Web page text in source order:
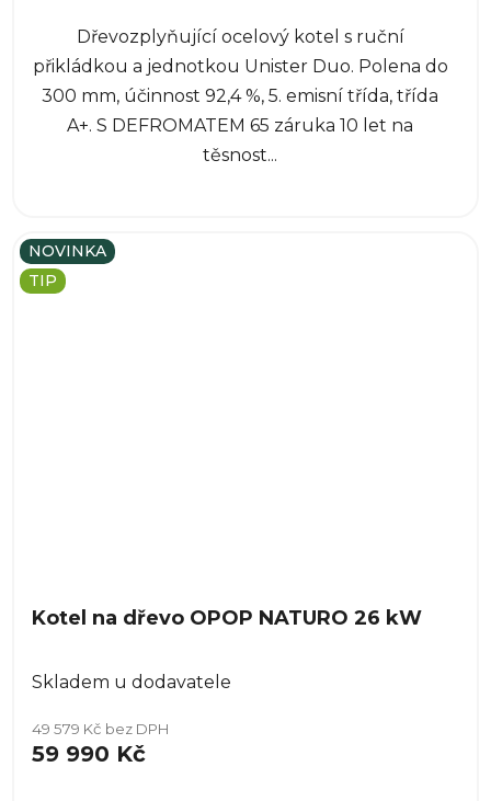
Dřevozplyňující ocelový kotel s ruční
přikládkou a jednotkou Unister Duo. Polena do
300 mm, účinnost 92,4 %, 5. emisní třída, třída
A+. S DEFROMATEM 65 záruka 10 let na
těsnost...
NOVINKA
TIP
Kotel na dřevo OPOP NATURO 26 kW
Skladem u dodavatele
49 579 Kč bez DPH
59 990 Kč